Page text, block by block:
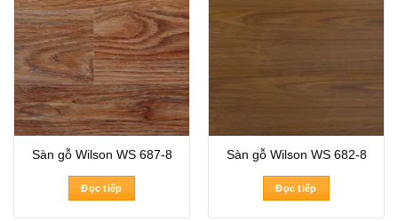
Sàn gỗ Wilson WS 687-8
Đọc tiếp
Sàn gỗ Wilson WS 682-8
Đọc tiếp